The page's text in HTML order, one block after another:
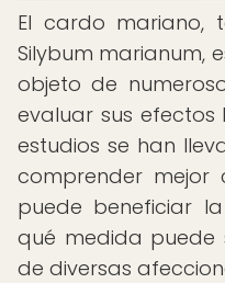
El cardo mariano,
Silybum marianum,
objeto de
evaluar sus efectos
estudios se han
comprender
puede beneficiar
qué medida puede
de diversas